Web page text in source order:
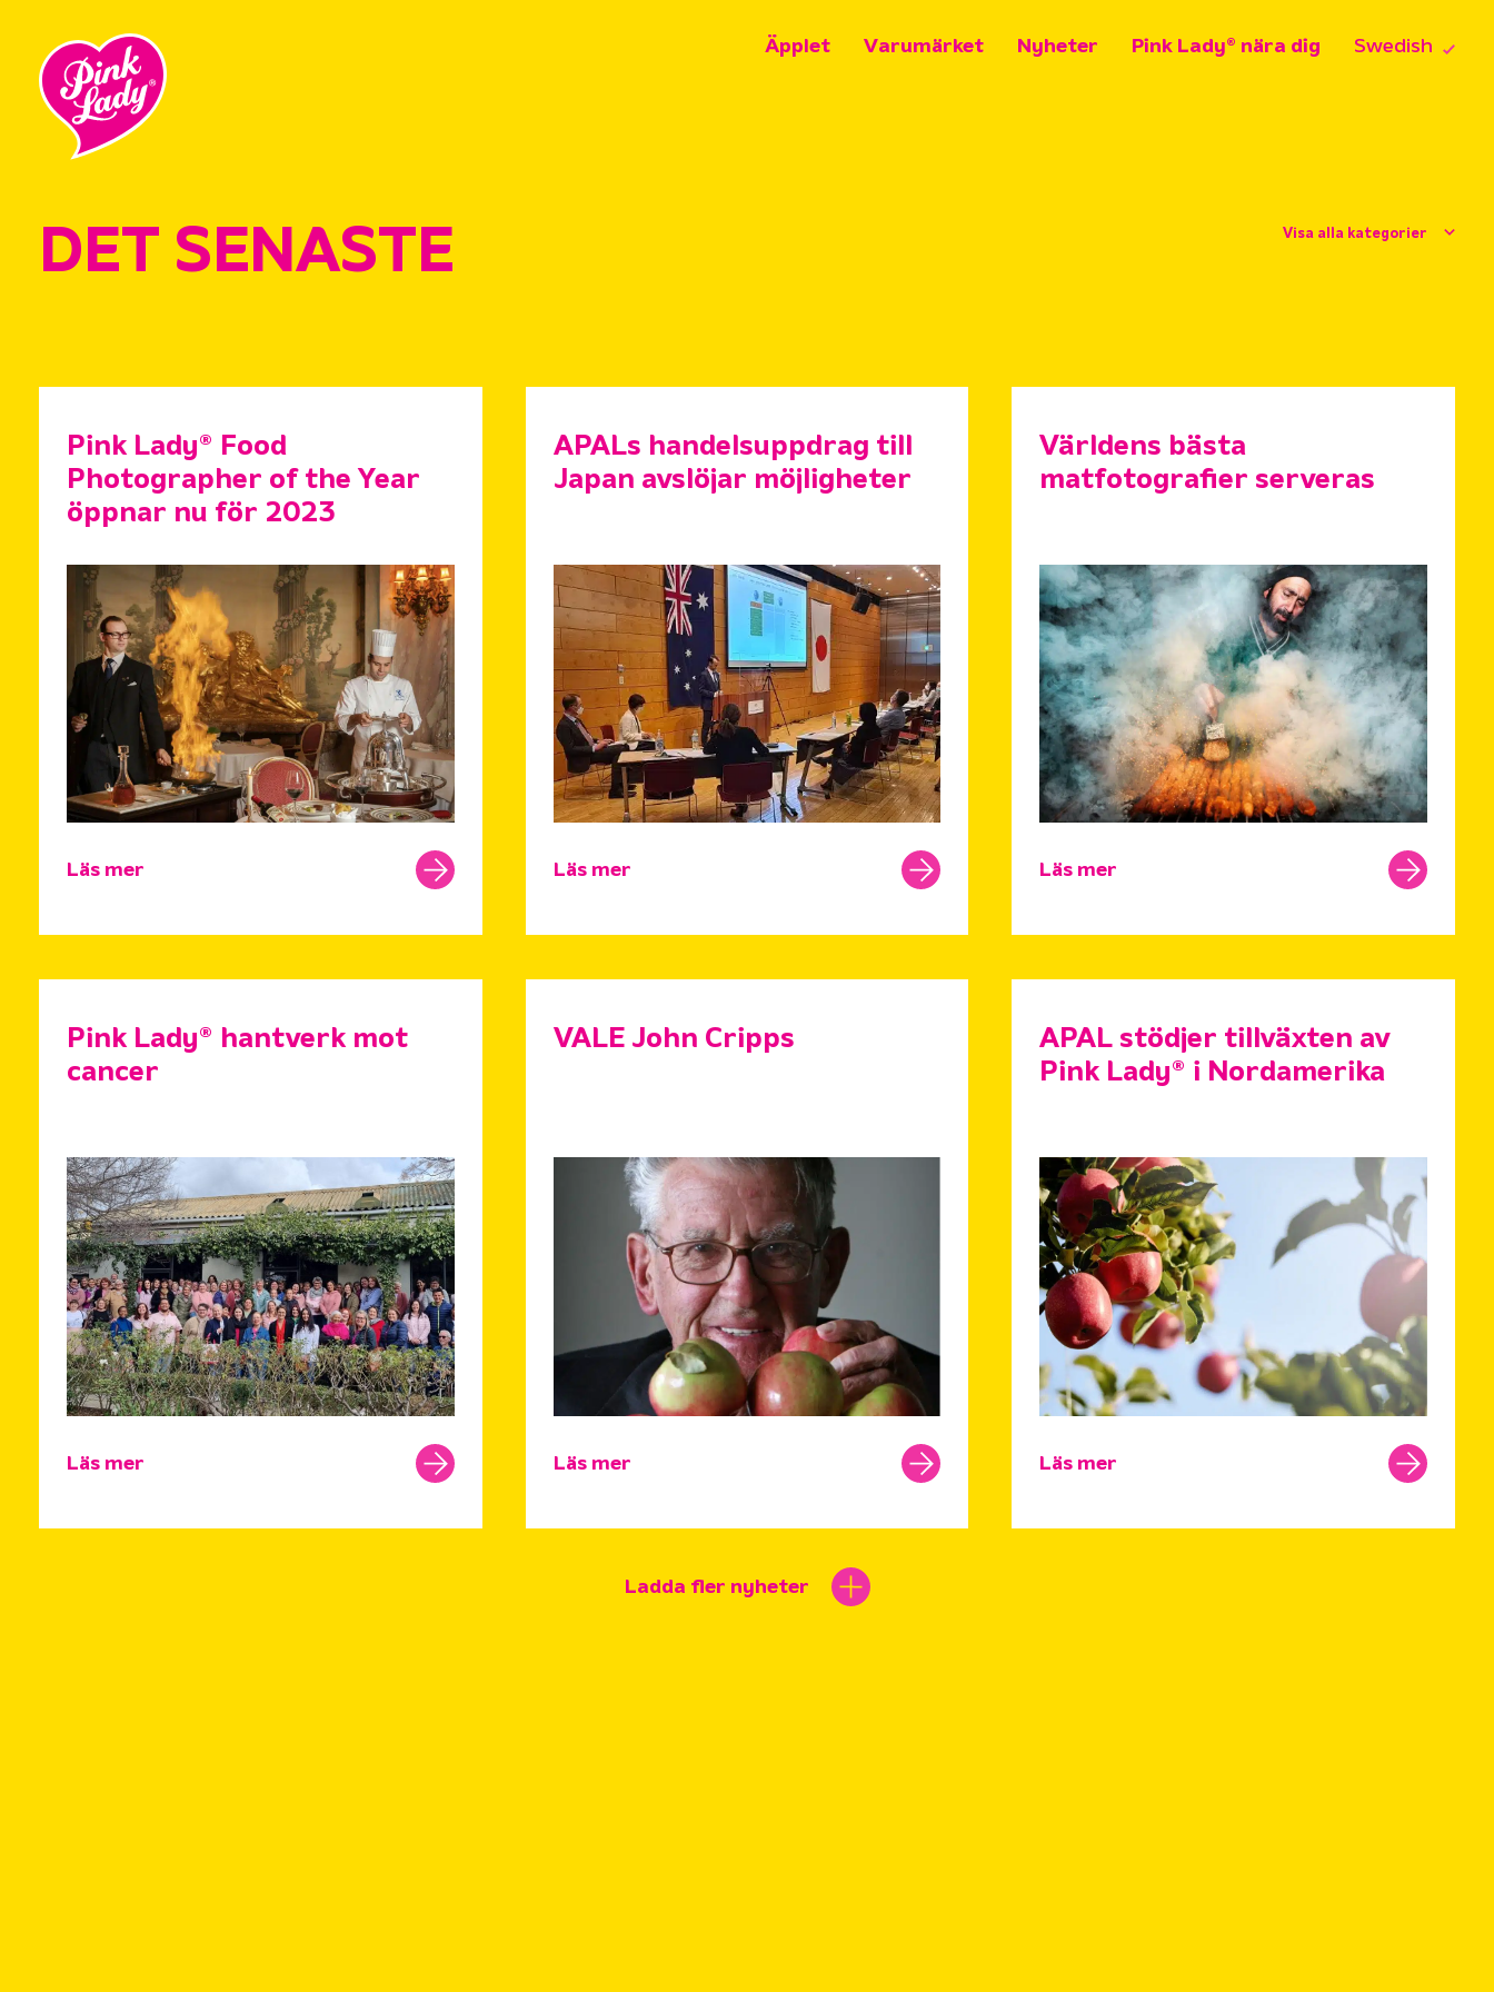
Äpplet Varumärket Nyheter Pink Lady® nära dig Swedish
DET SENASTE Visa alla kategorier
Pink Lady® Food
Photographer of the Year
öppnar nu för 2023
Läs mer
APALs handelsuppdrag till
Japan avslöjar möjligheter
Läs mer
Världens bästa
matfotografier serveras
Läs mer
Pink Lady® hantverk mot
cancer
Läs mer
VALE John Cripps
Läs mer
APAL stödjer tillväxten av
Pink Lady® i Nordamerika
Läs mer
Ladda fler nyheter